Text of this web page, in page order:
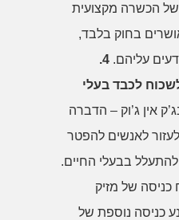
של הכשרה מקצועית
בחוק בלבד,
עליהם.
4.
לכבד בעלי
אין ג’וק – הדברה
לאנשים להפטר
בבעלי החיים.
של מזיק
כניסה נוספת של